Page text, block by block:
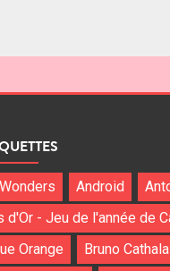
Android
d'Or - Jeu de l'année de
Orange
Bruno Cathala